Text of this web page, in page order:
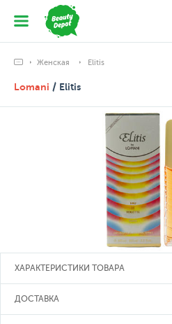
Женская Elitis
Lomani / Elitis
ХАРАКТЕРИСТИКИ ТОВАРА
ДОСТАВКА